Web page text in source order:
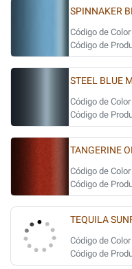
SPINNAKER
Código de
Código de
STEEL BLUE
Código de
Código de
TANGERINE
Código de
Código de
TEQUILA
Código de
Código de